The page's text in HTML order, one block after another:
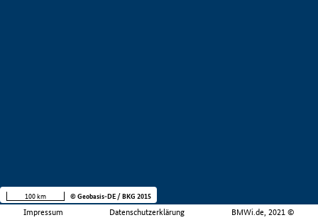
Impressum Datenschutzerklärung BMWi.de, 2021 ©
100 km © Geobasis-DE / BKG 2015